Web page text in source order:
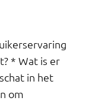
* Wat is er
in het
om